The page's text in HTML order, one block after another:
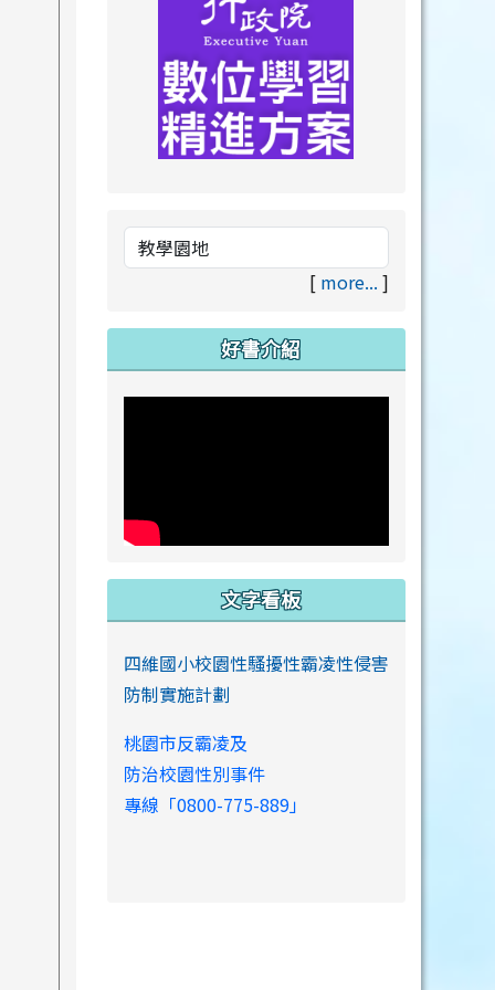
[ more... ]
好書介紹
文字看板
四維國小校園性騷擾性霸凌性侵害
防制實施計劃
桃園市反霸凌及
防治校園性別事件
專線「0800-775-889」